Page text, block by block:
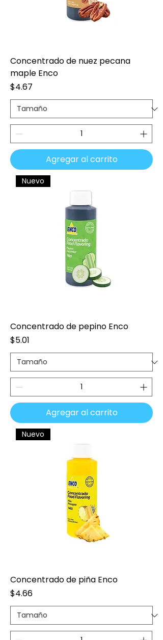
Concentrado de nuez pecana
maple Enco
Precio
$4.67
Agregar al carrito
Nuevo
Concentrado de pepino Enco
Precio
$5.01
Agregar al carrito
Nuevo
Concentrado de piña Enco
Precio
$4.66